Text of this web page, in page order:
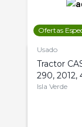
Ofertas
Usado
Tractor
290, 2012,
Isla Verde